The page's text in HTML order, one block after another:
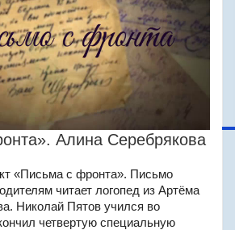
Алина Серебрякова
«Письма с фронта». Письмо
читает логопед из Артёма
Николай Пятов учился во
четвертую специальную